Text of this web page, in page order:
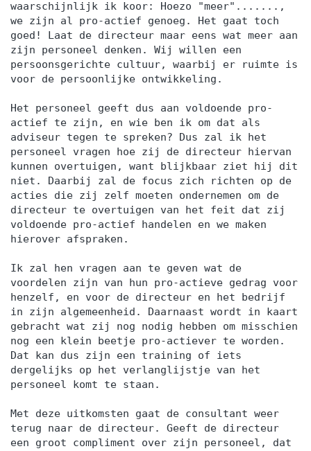
waarschijnlijk ik koor: Hoezo "meer".......,
we zijn al pro-actief genoeg. Het gaat toch
goed! Laat de directeur maar eens wat meer aan
zijn personeel denken. Wij willen een
persoonsgerichte cultuur, waarbij er ruimte is
voor de persoonlijke ontwikkeling.
Het personeel geeft dus aan voldoende pro-
actief te zijn, en wie ben ik om dat als
adviseur tegen te spreken? Dus zal ik het
personeel vragen hoe zij de directeur hiervan
kunnen overtuigen, want blijkbaar ziet hij dit
niet. Daarbij zal de focus zich richten op de
acties die zij zelf moeten ondernemen om de
directeur te overtuigen van het feit dat zij
voldoende pro-actief handelen en we maken
hierover afspraken.
Ik zal hen vragen aan te geven wat de
voordelen zijn van hun pro-actieve gedrag voor
henzelf, en voor de directeur en het bedrijf
in zijn algemeenheid. Daarnaast wordt in kaart
gebracht wat zij nog nodig hebben om misschien
nog een klein beetje pro-actiever te worden.
Dat kan dus zijn een training of iets
dergelijks op het verlanglijstje van het
personeel komt te staan.
Met deze uitkomsten gaat de consultant weer
terug naar de directeur. Geeft de directeur
een groot compliment over zijn personeel, dat